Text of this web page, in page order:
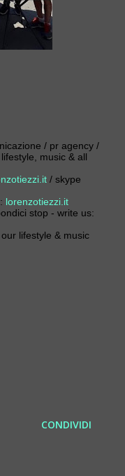
/ pr agency /
music & all
/ skype
lorenzotiezzi.it
stop - write us:
, our lifestyle & music
CONDIVIDI